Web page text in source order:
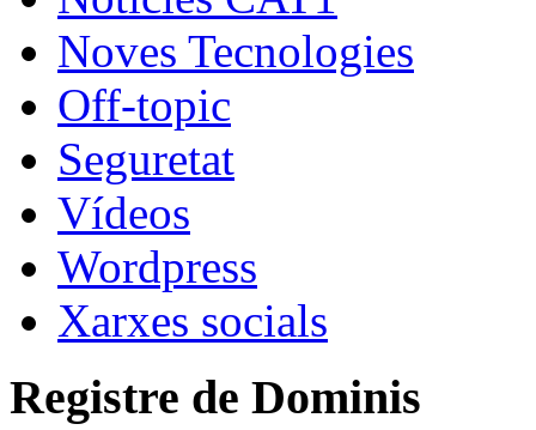
Noves Tecnologies
Off-topic
Seguretat
Vídeos
Wordpress
Xarxes socials
Registre de Dominis